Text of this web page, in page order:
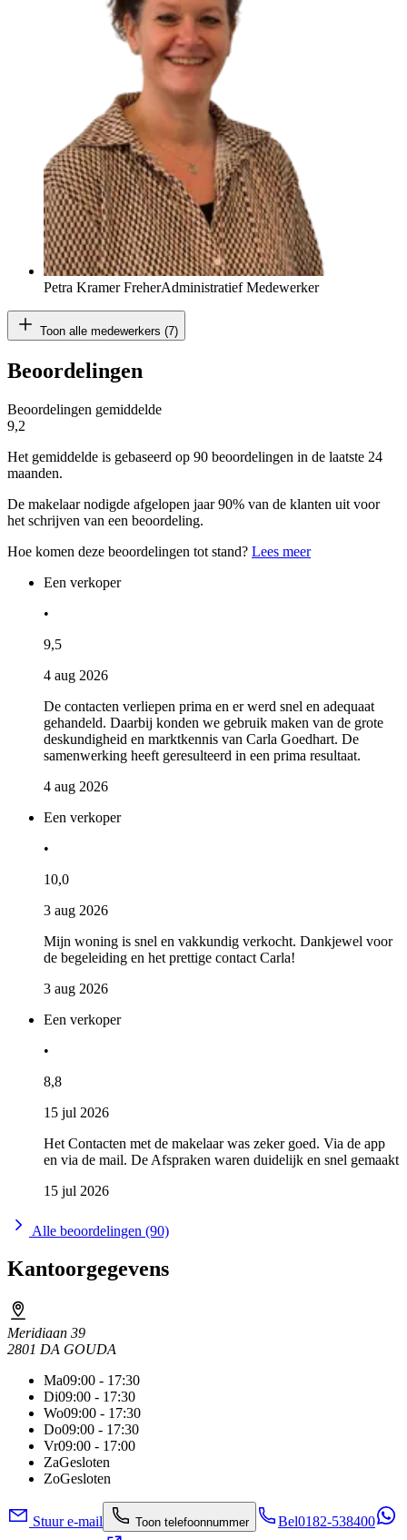
Petra Kramer FreherAdministratief Medewerker
Toon alle medewerkers (7)
Beoordelingen
Beoordelingen gemiddelde
9,2
Het gemiddelde is gebaseerd op 90 beoordelingen in de laatste 24
maanden.
De makelaar nodigde afgelopen jaar 90% van de klanten uit voor
het schrijven van een beoordeling.
Hoe komen deze beoordelingen tot stand? Lees meer
Een verkoper
•
9,5
4 aug 2026
De contacten verliepen prima en er werd snel en adequaat
gehandeld. Daarbij konden we gebruik maken van de grote
deskundigheid en marktkennis van Carla Goedhart. De
samenwerking heeft geresulteerd in een prima resultaat.
4 aug 2026
Een verkoper
•
10,0
3 aug 2026
Mijn woning is snel en vakkundig verkocht. Dankjewel voor
de begeleiding en het prettige contact Carla!
3 aug 2026
Een verkoper
•
8,8
15 jul 2026
Het Contacten met de makelaar was zeker goed. Via de app
en via de mail. De Afspraken waren duidelijk en snel gemaakt
15 jul 2026
Alle beoordelingen (90)
Kantoorgegevens
Meridiaan 39
2801 DA GOUDA
Ma09:00 - 17:30
Di09:00 - 17:30
Wo09:00 - 17:30
Do09:00 - 17:30
Vr09:00 - 17:00
ZaGesloten
ZoGesloten
Stuur e-mail Toon telefoonnummer Bel0182-538400